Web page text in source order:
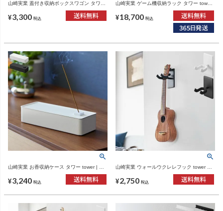
山崎実業 蓋付き収納ボックスワゴン タワー
S tower | インテリア雑貨・タワーシリーズ
¥3,300 税込
山崎実業 ゲーム機収納ラック タワー tower |
インテリア雑貨・タワーシリーズ
¥18,700 税込
山崎実業 お香収納ケース タワー tower | イ
ンテリア雑貨・タワーシリーズ
¥3,240 税込
山崎実業 ウォールウクレレフック tower 石
こうボード壁対応 | インテリア雑貨・タワー
シリーズ
¥2,750 税込